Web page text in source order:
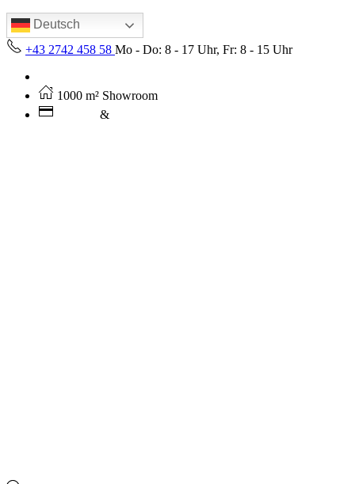
Deutsch
+43 2742 458 58 Mo - Do: 8 - 17 Uhr, Fr: 8 - 15 Uhr
1000 m² Showroom
&